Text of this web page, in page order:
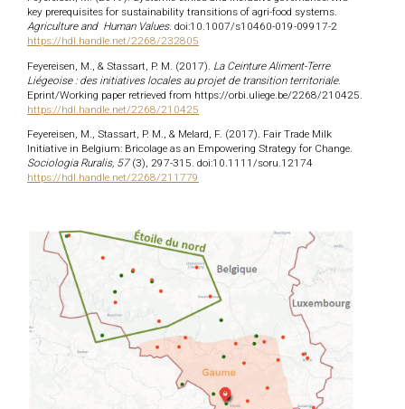
key prerequisites for sustainability transitions of agri-food systems.
Agriculture and Human Values. doi:10.1007/s10460-019-09917-2
https://hdl.handle.net/2268/232805
Feyereisen, M., & Stassart, P. M. (2017). La Ceinture Aliment-Terre
Liégeoise : des initiatives locales au projet de transition territoriale.
Eprint/Working paper retrieved from https://orbi.uliege.be/2268/210425.
https://hdl.handle.net/2268/210425
Feyereisen, M., Stassart, P. M., & Melard, F. (2017). Fair Trade Milk
Initiative in Belgium: Bricolage as an Empowering Strategy for Change.
Sociologia Ruralis, 57 (3), 297-315. doi:10.1111/soru.12174
https://hdl.handle.net/2268/211779